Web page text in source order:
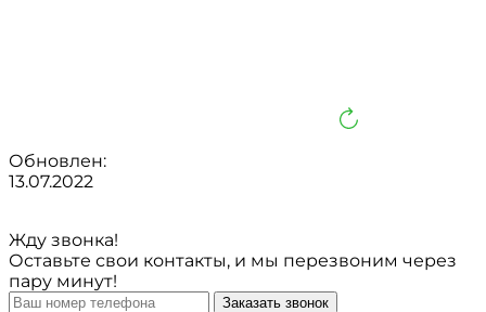
Обновлен:
13.07.2022
Жду звонка!
Оставьте свои контакты, и мы перезвоним через
пару минут!
Заказать звонок